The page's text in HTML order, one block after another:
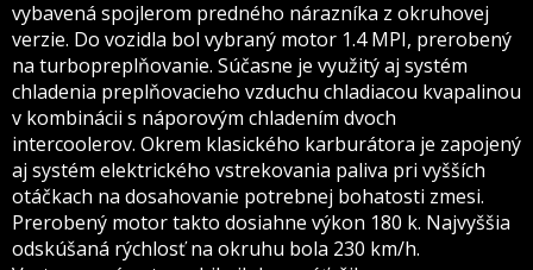
vybavená spojlerom predného nárazníka z okruhovej
verzie. Do vozidla bol vybraný motor 1.4 MPI, prerobený
na turbopreplňovanie. Súčasne je využitý aj systém
chladenia preplňovacieho vzduchu chladiacou kvapalinou
v kombinácii s náporovým chladením dvoch
intercoolerov. Okrem klasického karburátora je zapojený
aj systém elektrického vstrekovania paliva pri vyšších
otáčkach na dosahovanie potrebnej bohatosti zmesi.
Prerobený motor takto dosiahne výkon 180 k. Najvyššia
odskúšaná rýchlosť na okruhu bola 230 km/h.